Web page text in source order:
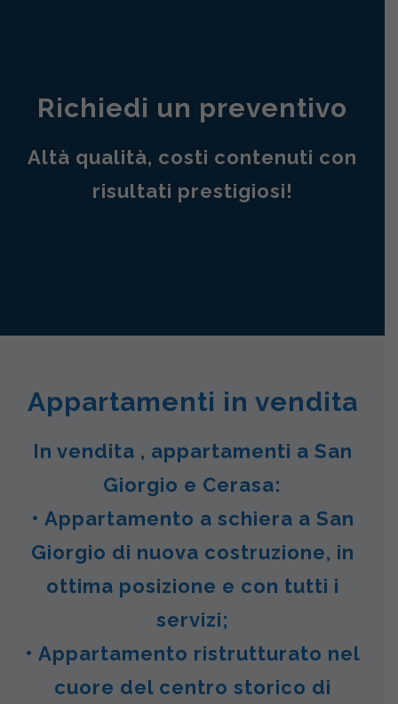
Richiedi un preventivo
Altà qualità, costi contenuti con
risultati prestigiosi!
Appartamenti in vendita
In vendita , appartamenti a San
Giorgio e Cerasa:
• Appartamento a schiera a San
Giorgio di nuova costruzione, in
ottima posizione e con tutti i
servizi;
• Appartamento ristrutturato nel
cuore del centro storico di